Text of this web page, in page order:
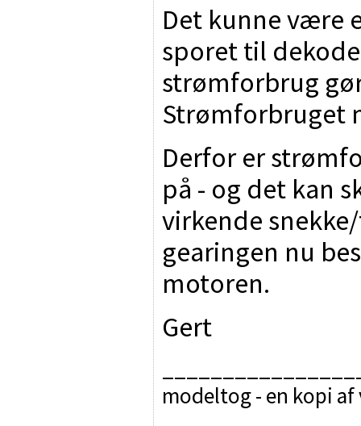
Det kunne være
sporet til
strømforbrug
Strømforbruget
Derfor er
på - og det kan
virkende
gearingen nu
motoren.
Gert
modeltog - en kopi